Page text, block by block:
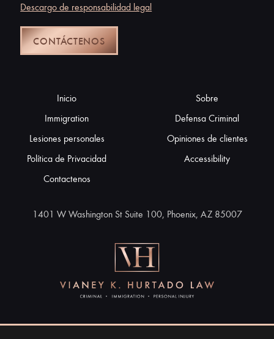
Descargo de responsabilidad legal
Inicio
Sobre
Immigration
Defensa Criminal
Lesiones personales
Opiniones de clientes
Política de Privacidad
Accessibility
Contactenos
1401 W Washington St Suite 100, Phoenix, AZ 85007